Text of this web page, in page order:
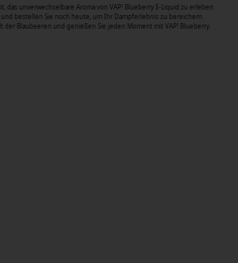
das unverwechselbare Aroma von VAP! Blueberry E-Liquid zu erleben.
und bestellen Sie noch heute, um Ihr Dampferlebnis zu bereichern.
der Blaubeeren und genießen Sie jeden Moment mit VAP! Blueberry.